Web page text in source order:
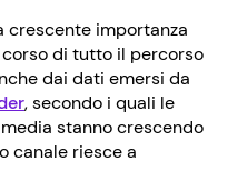
crescente importanza
di tutto il percorso
dai dati emersi da
, secondo i quali le
stanno crescendo
canale riesce a